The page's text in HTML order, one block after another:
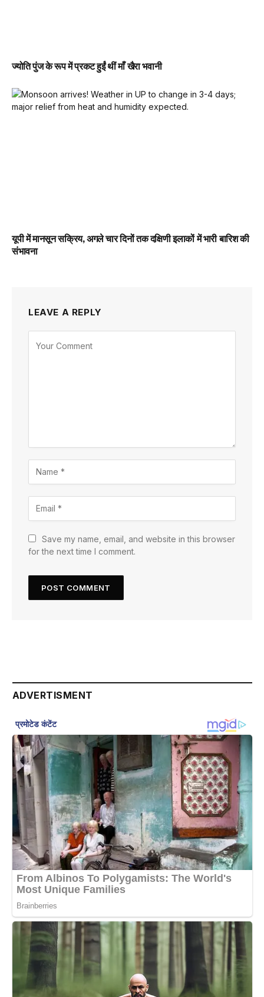
ज्योति पुंज के रूप में प्रकट हुईं थीं माँ खैरा भवानी
यूपी में मानसून सक्रिय, अगले चार दिनों तक दक्षिणी इलाकों में भारी बारिश की
संभावना
LEAVE A REPLY
Save my name, email, and website in this browser
for the next time I comment.
ADVERTISMENT